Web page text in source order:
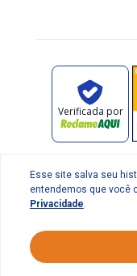
Guarulhos/SP
Esse site salva seu
entendemos que você
Privacidade.